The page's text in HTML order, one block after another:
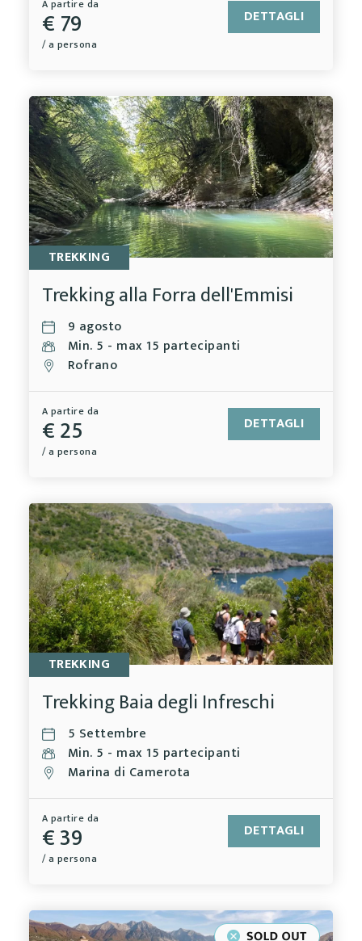
A partire da
€ 79
/ a persona
DETTAGLI
TREKKING
Trekking alla Forra dell'Emmisi
9 agosto
Min. 5 - max 15 partecipanti
Rofrano
A partire da
€ 25
/ a persona
DETTAGLI
TREKKING
Trekking Baia degli Infreschi
5 Settembre
Min. 5 - max 15 partecipanti
Marina di Camerota
A partire da
€ 39
/ a persona
DETTAGLI